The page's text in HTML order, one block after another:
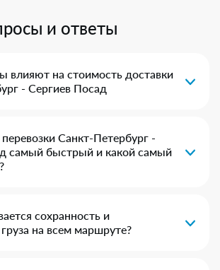
и ответы
влияют на стоимость доставки
- Сергиев Посад
Санкт-Петербург -
самый быстрый и какой самый
сохранность и
на всем маршруте?